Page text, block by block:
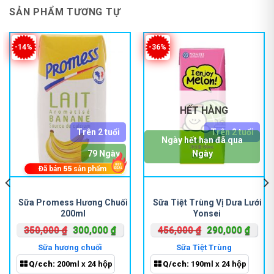
SẢN PHẨM TƯƠNG TỰ
-14%
Sữa Promess Hương Chuối
200ml
350,000₫ Giá
gốc
là:
350,000 ₫.
300,000 ₫Giá
Sữa hương chuối
Q/cch: 200ml x 24 hộp
Trên 2 tuổi
79 Ngày
Đã bán 55sản phẩm
-36%
HẾT HÀNG
Sữa Tiệt Trùng Vị Dưa Lưới
Yonsei
456,000₫ Giá
gốc
là:
456,000 ₫.
290,000 ₫Giá
Sữa Tiệt Trùng
Q/cch: 190ml x 24 hộp
Trên 2 tuổi
Ngày hết hạn đã qua
Ngày